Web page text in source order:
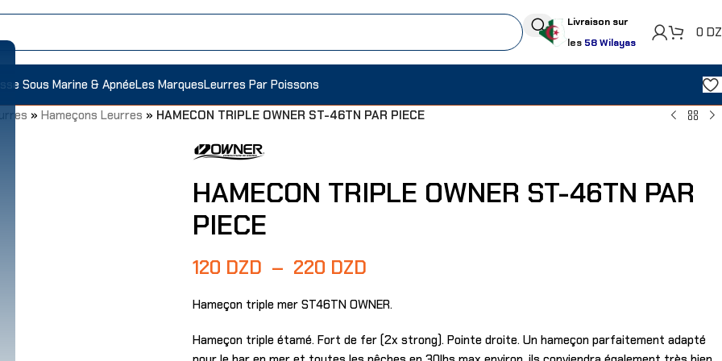
Livraison sur
les 58 Wilayas
0
Sous Marine & ApnéeLes MarquesLeurres Par Poissons
» Hameçons Leurres » HAMECON TRIPLE OWNER ST-46TN PAR PIECE
HAMECON TRIPLE OWNER ST-46TN PAR
PIECE
120 DZD – 220 DZD
Hameçon triple mer ST46TN OWNER.
Hameçon triple étamé. Fort de fer (2x strong). Pointe droite. Un hameçon parfaitement adapté